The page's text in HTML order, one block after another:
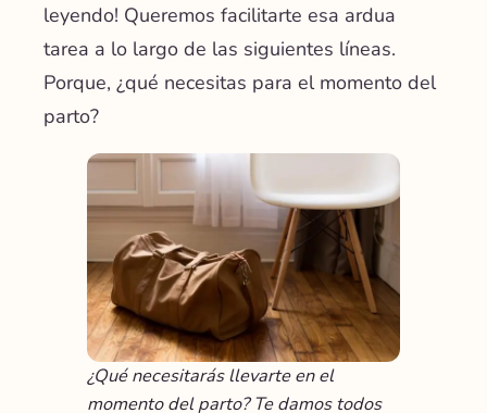
leyendo! Queremos facilitarte esa ardua
tarea a lo largo de las siguientes líneas.
Porque, ¿qué necesitas para el momento del
parto?
¿Qué necesitarás llevarte en el
momento del parto? Te damos todos